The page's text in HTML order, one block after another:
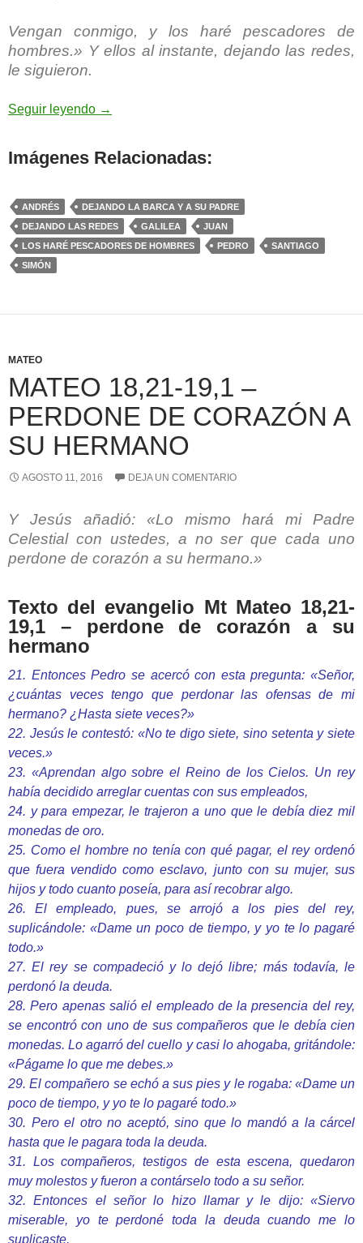
Vengan conmigo, y los haré pescadores de
hombres.» Y ellos al instante, dejando las redes,
le siguieron.
Seguir leyendo Mateo 4,18-22 – Vengan conmigo
→
Imágenes Relacionadas:
ANDRÉS
DEJANDO LA BARCA Y A SU PADRE
DEJANDO LAS REDES
GALILEA
JUAN
LOS HARÉ PESCADORES DE HOMBRES
PEDRO
SANTIAGO
SIMÓN
MATEO
MATEO 18,21-19,1 –
PERDONE DE CORAZÓN A
SU HERMANO
AGOSTO 11, 2016 DEJA UN COMENTARIO
Y Jesús añadió: «Lo mismo hará mi Padre
Celestial con ustedes, a no ser que cada uno
perdone de corazón a su hermano.»
Texto del evangelio Mt Mateo 18,21-
19,1 – perdone de corazón a su
hermano
21. Entonces Pedro se acercó con esta pregunta: «Señor,
¿cuántas veces tengo que perdonar las ofensas de mi
hermano? ¿Hasta siete veces?»
22. Jesús le contestó: «No te digo siete, sino setenta y siete
veces.»
23. «Aprendan algo sobre el Reino de los Cielos. Un rey
había decidido arreglar cuentas con sus empleados,
24. y para empezar, le trajeron a uno que le debía diez mil
monedas de oro.
25. Como el hombre no tenía con qué pagar, el rey ordenó
que fuera vendido como esclavo, junto con su mujer, sus
hijos y todo cuanto poseía, para así recobrar algo.
26. El empleado, pues, se arrojó a los pies del rey,
suplicándole: «Dame un poco de tiempo, y yo te lo pagaré
todo.»
27. El rey se compadeció y lo dejó libre; más todavía, le
perdonó la deuda.
28. Pero apenas salió el empleado de la presencia del rey,
se encontró con uno de sus compañeros que le debía cien
monedas. Lo agarró del cuello y casi lo ahogaba, gritándole:
«Págame lo que me debes.»
29. El compañero se echó a sus pies y le rogaba: «Dame un
poco de tiempo, y yo te lo pagaré todo.»
30. Pero el otro no aceptó, sino que lo mandó a la cárcel
hasta que le pagara toda la deuda.
31. Los compañeros, testigos de esta escena, quedaron
muy molestos y fueron a contárselo todo a su señor.
32. Entonces el señor lo hizo llamar y le dijo: «Siervo
miserable, yo te perdoné toda la deuda cuando me lo
suplicaste.